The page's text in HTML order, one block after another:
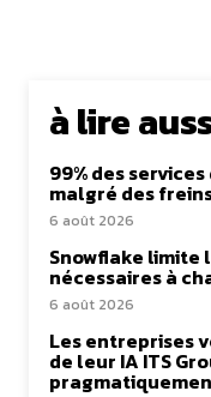
à lire
99% des
malgré des
6 août 2026
Snowflake limite
nécessaires à
6 août 2026
Les entreprises
de leur IA ITS